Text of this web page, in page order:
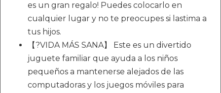
es un gran regalo! Puedes colocarlo en
cualquier lugar y no te preocupes si lastima a
tus hijos.
【?VIDA MÁS SANA】 Este es un divertido
juguete familiar que ayuda a los niños
pequeños a mantenerse alejados de las
computadoras y los juegos móviles para